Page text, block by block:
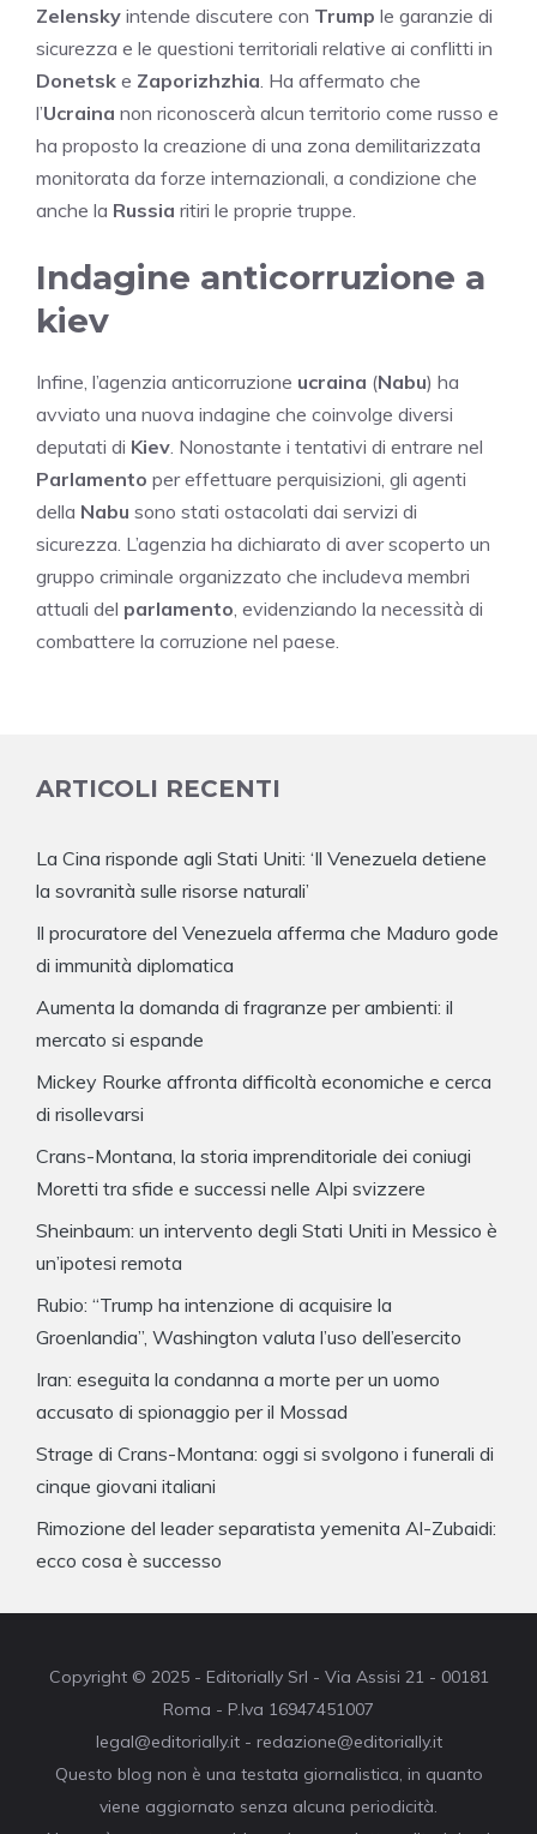
Zelensky intende discutere con Trump le garanzie di
sicurezza e le questioni territoriali relative ai conflitti in
Donetsk e Zaporizhzhia. Ha affermato che
l’Ucraina non riconoscerà alcun territorio come russo e
ha proposto la creazione di una zona demilitarizzata
monitorata da forze internazionali, a condizione che
anche la Russia ritiri le proprie truppe.
Indagine anticorruzione a
kiev
Infine, l’agenzia anticorruzione ucraina (Nabu) ha
avviato una nuova indagine che coinvolge diversi
deputati di Kiev. Nonostante i tentativi di entrare nel
Parlamento per effettuare perquisizioni, gli agenti
della Nabu sono stati ostacolati dai servizi di
sicurezza. L’agenzia ha dichiarato di aver scoperto un
gruppo criminale organizzato che includeva membri
attuali del parlamento, evidenziando la necessità di
combattere la corruzione nel paese.
ARTICOLI RECENTI
La Cina risponde agli Stati Uniti: ‘Il Venezuela detiene
la sovranità sulle risorse naturali’
Il procuratore del Venezuela afferma che Maduro gode
di immunità diplomatica
Aumenta la domanda di fragranze per ambienti: il
mercato si espande
Mickey Rourke affronta difficoltà economiche e cerca
di risollevarsi
Crans-Montana, la storia imprenditoriale dei coniugi
Moretti tra sfide e successi nelle Alpi svizzere
Sheinbaum: un intervento degli Stati Uniti in Messico è
un’ipotesi remota
Rubio: “Trump ha intenzione di acquisire la
Groenlandia”, Washington valuta l’uso dell’esercito
Iran: eseguita la condanna a morte per un uomo
accusato di spionaggio per il Mossad
Strage di Crans-Montana: oggi si svolgono i funerali di
cinque giovani italiani
Rimozione del leader separatista yemenita Al-Zubaidi:
ecco cosa è successo
Copyright © 2025 - Editorially Srl - Via Assisi 21 - 00181
Roma - P.Iva 16947451007
legal@editorially.it - redazione@editorially.it
Questo blog non è una testata giornalistica, in quanto
viene aggiornato senza alcuna periodicità.